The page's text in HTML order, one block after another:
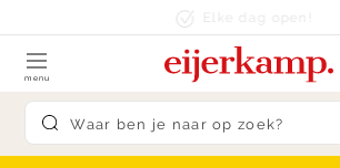
Submit search
menu